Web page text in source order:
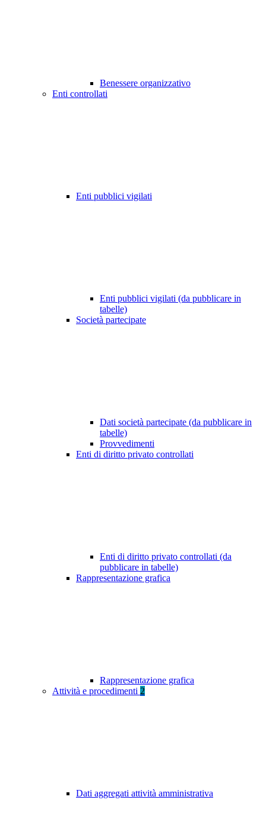
Benessere organizzativo
Enti controllati
Enti pubblici vigilati
Enti pubblici vigilati (da pubblicare in
tabelle)
Società partecipate
Dati società partecipate (da pubblicare in
tabelle)
Provvedimenti
Enti di diritto privato controllati
Enti di diritto privato controllati (da
pubblicare in tabelle)
Rappresentazione grafica
Rappresentazione grafica
Attività e procedimenti 2
Dati aggregati attività amministrativa